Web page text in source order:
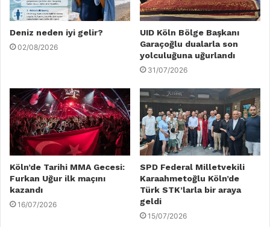
Deniz neden iyi gelir?
02/08/2026
UID Köln Bölge Başkanı
Garaçoğlu dualarla son
yolculuğuna uğurlandı
31/07/2026
Köln’de Tarihi MMA Gecesi:
Furkan Uğur ilk maçını
kazandı
16/07/2026
SPD Federal Milletvekili
Karaahmetoğlu Köln’de
Türk STK’larla bir araya
geldi
15/07/2026